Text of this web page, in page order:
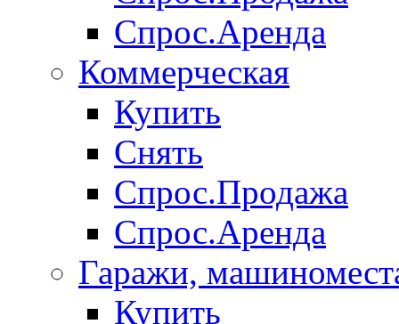
Спрос.Аренда
Коммерческая
Купить
Снять
Спрос.Продажа
Спрос.Аренда
Гаражи,
Купить